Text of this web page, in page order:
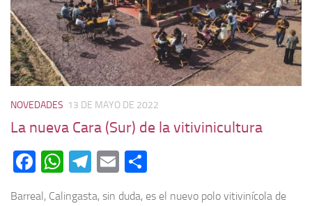
NOVEDADES 13 DE MAYO DE 2022
La nueva Cara (Sur) de la vitivinicultura
Facebook
WhatsApp
Telegram
Email
Barreal, Calingasta, sin duda, es el nuevo polo vitivinícola de